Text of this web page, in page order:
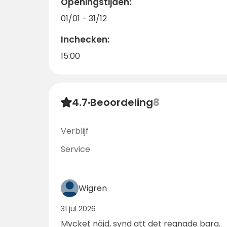
Wat het seizoen ook is, Bygdsiljums
Beddengoed & handdoeken en de
huisje verlaat!
01/01 - 31/12
Inchecken:
15:00
4.7·Beoordeling8
Verblijf
Service
Wigren
31 jul 2026
Mycket nöjd, synd att det regnade bara.